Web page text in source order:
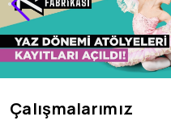
Çalışmalarımız